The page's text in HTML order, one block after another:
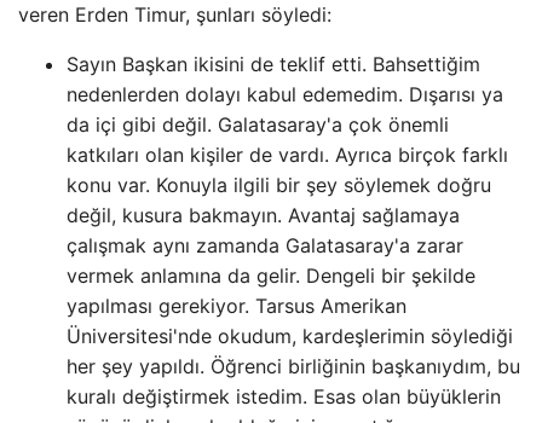
veren Erden Timur, şunları söyledi:
Sayın Başkan ikisini de teklif etti. Bahsettiğim
nedenlerden dolayı kabul edemedim. Dışarısı ya
da içi gibi değil. Galatasaray'a çok önemli
katkıları olan kişiler de vardı. Ayrıca birçok farklı
konu var. Konuyla ilgili bir şey söylemek doğru
değil, kusura bakmayın. Avantaj sağlamaya
çalışmak aynı zamanda Galatasaray'a zarar
vermek anlamına da gelir. Dengeli bir şekilde
yapılması gerekiyor. Tarsus Amerikan
Üniversitesi'nde okudum, kardeşlerimin söylediği
her şey yapıldı. Öğrenci birliğinin başkanıydım, bu
kuralı değiştirmek istedim. Esas olan büyüklerin